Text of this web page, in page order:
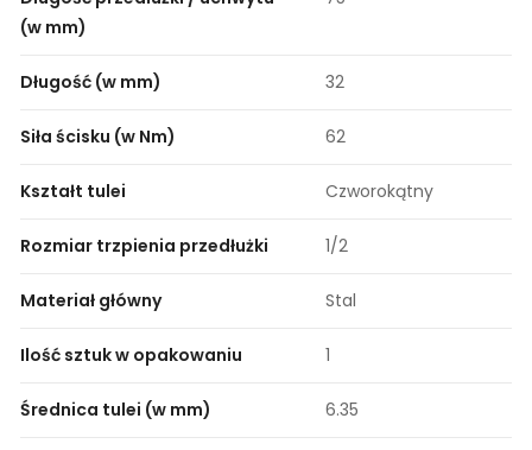
(w mm)
Długość (w mm) 32
Siła ścisku (w Nm) 62
Kształt tulei Czworokątny
Rozmiar trzpienia przedłużki 1/2
Materiał główny Stal
Ilość sztuk w opakowaniu 1
Średnica tulei (w mm) 6.35